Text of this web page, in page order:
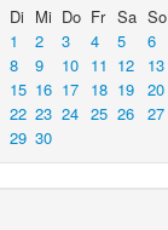
Di Mi Do Fr Sa So
1
2 3 4 5
6
8 9 10 11 12
13
15 16 17 18 19
20
22 23 24 25 26
27
29 30